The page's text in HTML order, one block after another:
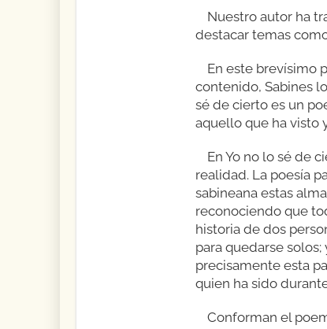
Nuestro autor ha
destacar temas
En este brevísimo
contenido, Sabines
sé de cierto es un
aquello que ha visto
En Yo no lo sé de
realidad. La poesía
sabineana estas
reconociendo que
historia de dos
para quedarse
precisamente esta
quien ha sido
Conforman el